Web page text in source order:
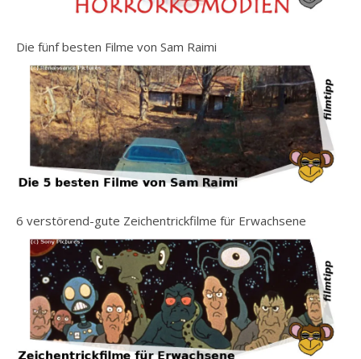
Die fünf besten Filme von Sam Raimi
6 verstörend-gute Zeichentrickfilme für Erwachsene